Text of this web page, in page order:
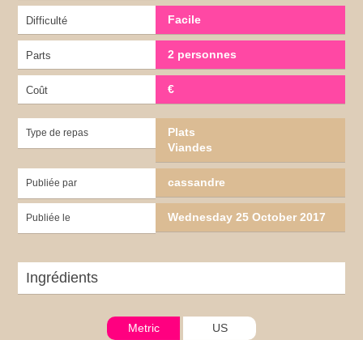
Difficulté Facile
Parts 2 personnes
Coût €
Type de repas
Plats
Viandes
Publiée par cassandre
Publiée le Wednesday 25 October 2017
Ingrédients
Metric US